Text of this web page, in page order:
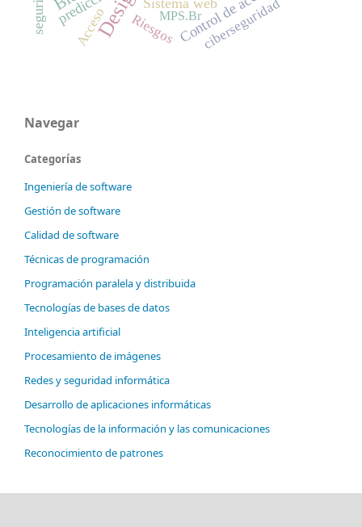
ciberseguridad
Riesgos
Acceso MPS.Br
Navegar
Categorías
Ingeniería de software
Gestión de software
Calidad de software
Técnicas de programación
Programación paralela y distribuida
Tecnologías de bases de datos
Inteligencia artificial
Procesamiento de imágenes
Redes y seguridad informática
Desarrollo de aplicaciones informáticas
Tecnologías de la información y las comunicaciones
Reconocimiento de patrones